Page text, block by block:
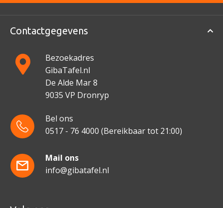
Contactgegevens
Bezoekadres
GibaTafel.nl
De Alde Mar 8
9035 VP Dronryp
Bel ons
0517 - 76 4000 (Bereikbaar tot 21:00)
Mail ons
info@gibatafel.nl